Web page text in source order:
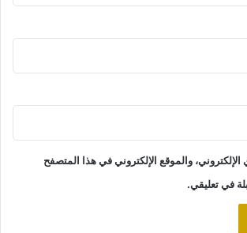
والموقع الإلكتروني في هذا المتصفح
في تعليقي.